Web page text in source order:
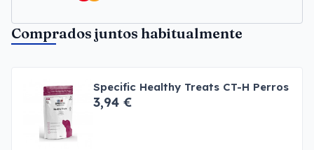
Comprados juntos habitualmente
Specific Healthy Treats CT-H Perros
3,94 €